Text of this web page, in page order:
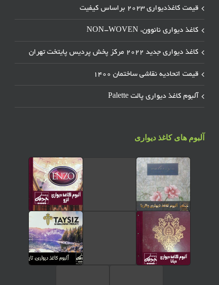
قیمت کاغذدیواری ۲۰۲۳ براساس کیفیت
کاغذ دیواری نانوون، NON-WOVEN
کاغذ دیواری جدید ۲۰۲۲ مرکز پخش پردیس پایتخت تهران
قیمت اتحادیه نقاشی ساختمان ۱۴۰۰
آلبوم کاغذ دیواری پالت Palette
آلبوم های کاغذ دیواری